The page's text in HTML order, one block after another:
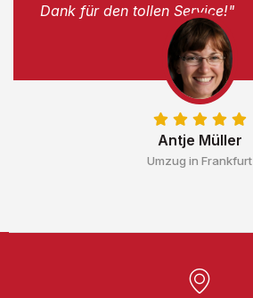
Antje Müller
Umzug in Frankfurt
Dank für den tollen Service!"